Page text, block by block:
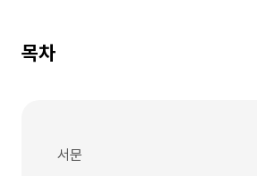
목차
서문